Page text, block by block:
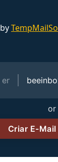
TempMailSo
or